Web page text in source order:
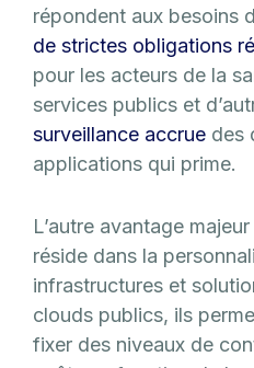
répondent aux besoins
de strictes obligations
pour les acteurs de la
services publics et
surveillance accrue des
applications qui prime.
L’autre avantage
réside dans la
infrastructures et
clouds publics, ils
fixer des niveaux de